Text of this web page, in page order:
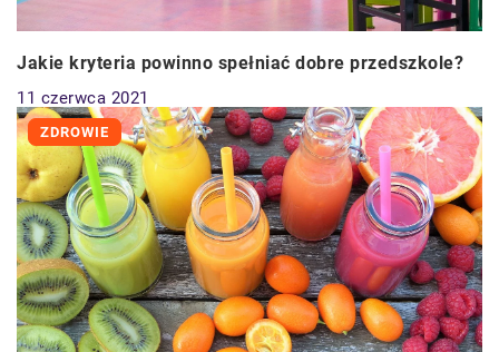
Jakie kryteria powinno spełniać dobre przedszkole?
11 czerwca 2021
ZDROWIE